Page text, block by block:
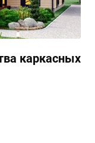
каркасных